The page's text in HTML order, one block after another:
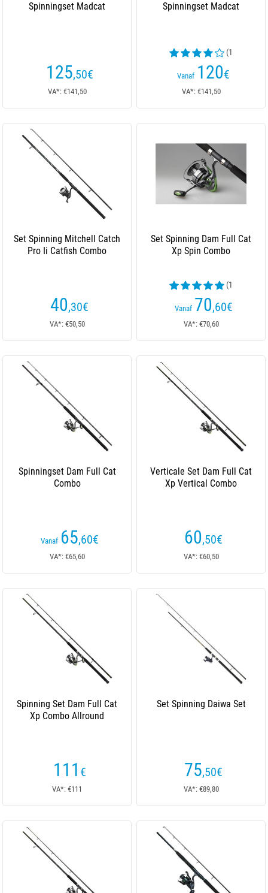
Spinningset Madcat
125,50€
VA*: €141,50
Spinningset Madcat
(1
beoordelingen)
Vanaf 120€
VA*: €141,50
Set Spinning Mitchell Catch
Pro Ii Catfish Combo
40,30€
VA*: €50,50
Set Spinning Dam Full Cat
Xp Spin Combo
(1
beoordelingen)
Vanaf 70,60€
VA*: €70,60
Spinningset Dam Full Cat
Combo
Vanaf 65,60€
VA*: €65,60
Verticale Set Dam Full Cat
Xp Vertical Combo
60,50€
VA*: €60,50
Spinning Set Dam Full Cat
Xp Combo Allround
111 €
VA*: €111
Set Spinning Daiwa Set
75,50€
VA*: €89,80